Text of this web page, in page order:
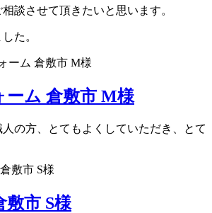
談させて頂きたいと思います。
た。
ーム 倉敷市 M様
の方、とてもよくしていただき、とて
敷市 S様